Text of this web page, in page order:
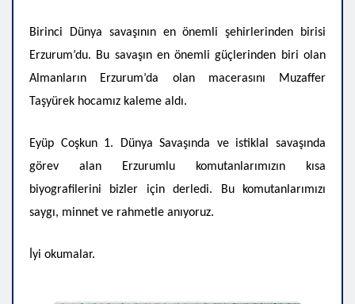
Birinci Dünya savaşının en önemli şehirlerinden birisi
Erzurum’du. Bu savaşın en önemli güçlerinden biri olan
Almanların Erzurum’da olan macerasını Muzaffer
Taşyürek hocamız kaleme aldı.
Eyüp Coşkun 1. Dünya Savaşında ve istiklal savaşında
görev alan Erzurumlu komutanlarımızın kısa
biyografilerini bizler için derledi. Bu komutanlarımızı
saygı, minnet ve rahmetle anıyoruz.
İyi okumalar.